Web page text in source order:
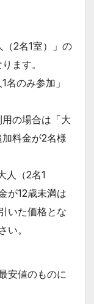
2名1室）」の
ます。
のみ参加」
の場合は「大
料金が2名様
人（2名1
が12歳未満は
いた価格とな
い。
安値のものに